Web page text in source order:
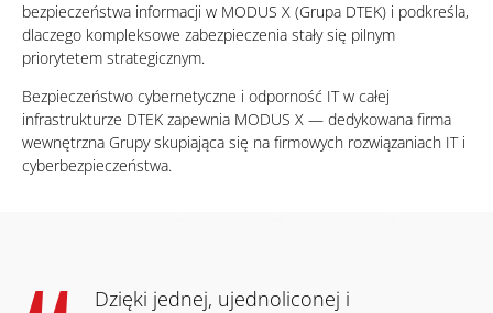
bezpieczeństwa informacji w MODUS X (Grupa DTEK) i podkreśla,
dlaczego kompleksowe zabezpieczenia stały się pilnym
priorytetem strategicznym.
Bezpieczeństwo cybernetyczne i odporność IT w całej
infrastrukturze DTEK zapewnia MODUS X — dedykowana firma
wewnętrzna Grupy skupiająca się na firmowych rozwiązaniach IT i
cyberbezpieczeństwa.
Dzięki jednej, ujednoliconej i